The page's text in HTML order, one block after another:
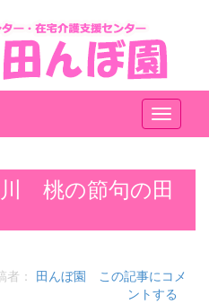
メ
ニ
ー
桃の節句の田
者： 田んぼ園
この記事にコメ
ントする